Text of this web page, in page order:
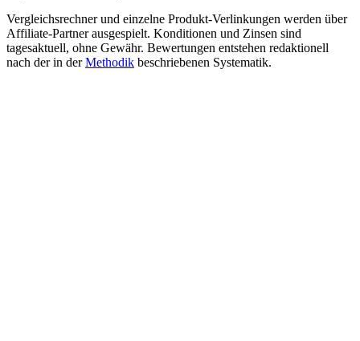
Vergleichsrechner und einzelne Produkt-Verlinkungen werden über
Affiliate-Partner ausgespielt. Konditionen und Zinsen sind
tagesaktuell, ohne Gewähr. Bewertungen entstehen redaktionell
nach der in derMethodik beschriebenen Systematik.